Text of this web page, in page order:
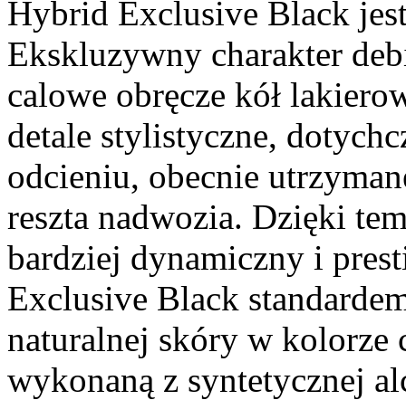
Hybrid Exclusive Black
Ekskluzywny charakter
calowe obręcze kół
detale stylistyczne,
odcieniu, obecnie
reszta nadwozia. Dzięki
bardziej dynamiczny i
Exclusive Black
naturalnej skóry w kolorze
wykonaną z syntetycznej